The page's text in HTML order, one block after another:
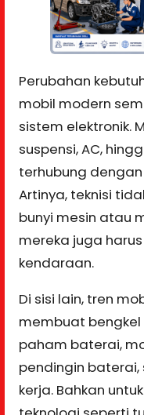
Perubahan
mobil modern
sistem elektronik.
suspensi, AC,
terhubung
Artinya, teknisi
bunyi mesin atau
mereka juga
kendaraan.
Di sisi lain, tren
membuat
paham baterai,
pendingin
kerja. Bahkan